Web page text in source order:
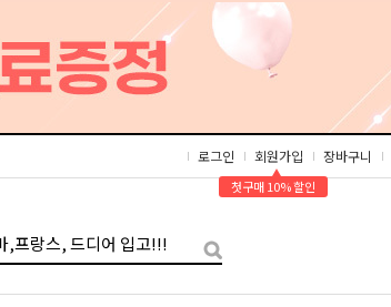
로그인 회원가입
▲
첫구매 10% 할인
장바구니